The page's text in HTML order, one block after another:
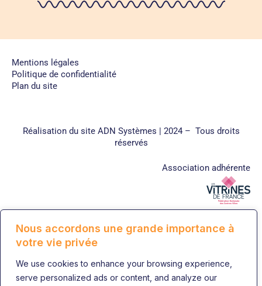
Nous accordons une grande importance à
votre vie privée
We use cookies to enhance your browsing experience,
serve personalized ads or content, and analyze our
Mentions légales
Politique de confidentialité
Plan du site
Réalisation du site ADN Systèmes | 2024 – Tous droits
réservés
Association adhérente